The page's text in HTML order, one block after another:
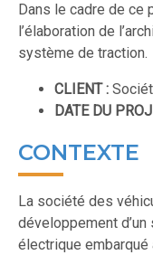
Dans le cadre de ce
l’élaboration de
système de traction.
CLIENT :
DATE DU
CONTEXTE
La société des
développement
électrique embarqué